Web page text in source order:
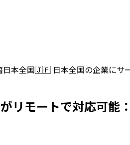
日本全国🇯🇵 日本全国の企業にサ
モートで対応可能：